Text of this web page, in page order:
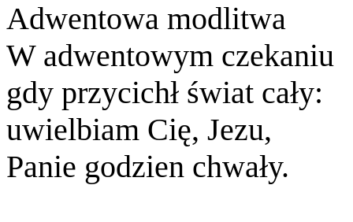
Adwentowa modlitwa
W adwentowym czekaniu
gdy przycichł świat cały:
uwielbiam Cię, Jezu,
Panie godzien chwały.